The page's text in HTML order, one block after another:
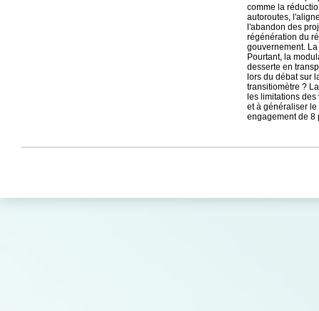
comme la
autoroutes,
l'abandon des
régénération du
gouvernement.
Pourtant, la
desserte en
lors du débat sur
transitiomètre ?
les limitations
et à généraliser
engagement de 8